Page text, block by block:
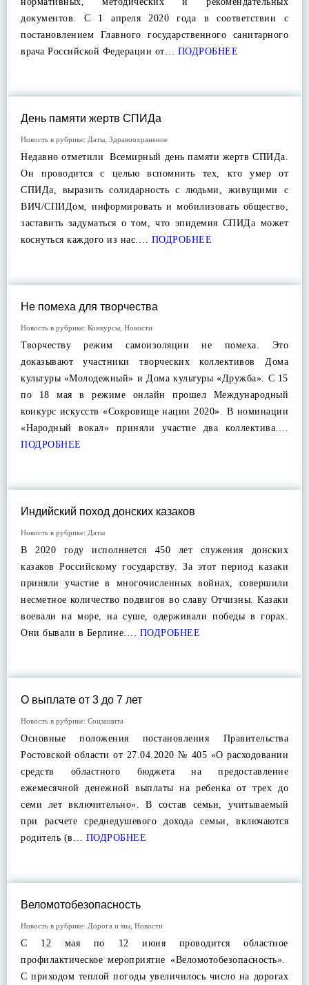
документов. С 1 апреля 2020 года в соответствии с
постановлением Главного государственного санитарного
врача Российской Федерации от… ПОДРОБНЕЕ
День памяти жертв СПИДа
Новость в рубрике: Даты Здравоохранение
Недавно отметили Всемирный день памяти жертв СПИДа.
Он проводится с целью вспомнить тех, кто умер от
СПИДа, выразить солидарность с людьми, живущими с
ВИЧ/СПИДом, информировать и мобилизовать общество,
заставить задуматься о том, что эпидемия СПИДа может
коснуться каждого из нас…. ПОДРОБНЕЕ
Не помеха для творчества
Новость в рубрике: Конкурсы Новости
Творчеству режим самоизоляции не помеха. Это
доказывают участники творческих коллективов Дома
культуры «Молодежный» и Дома культуры «Дружба». С 15
по 18 мая в режиме онлайн прошел Международный
конкурс искусств «Сокровище нации 2020». В номинации
«Народный вокал» приняли участие два коллектива….
ПОДРОБНЕЕ
Индийский поход донских казаков
Новость в рубрике: Даты
В 2020 году исполняется 450 лет служения донских
казаков Российскому государству. За этот период казаки
приняли участие в многочисленных войнах, совершили
несметное количество подвигов во славу Отчизны. Казаки
воевали на море, на суше, одерживали победы в горах.
Они бывали в Берлине…. ПОДРОБНЕЕ
О выплате от 3 до 7 лет
Новость в рубрике: Соцзащита
Основные положения постановления Правительства
Ростовской области от 27.04.2020 № 405 «О расходовании
средств областного бюджета на предоставление
ежемесячной денежной выплаты на ребенка от трех до
семи лет включительно». В состав семьи, учитываемый
при расчете среднедушевого дохода семьи, включаются
родитель (в… ПОДРОБНЕЕ
Веломотобезопасность
Новость в рубрике: Дорога и мы Новости
С 12 мая по 12 июня проводится областное
профилактическое мероприятие «Веломотобезопасность».
С приходом теплой погоды увеличилось число на дорогах